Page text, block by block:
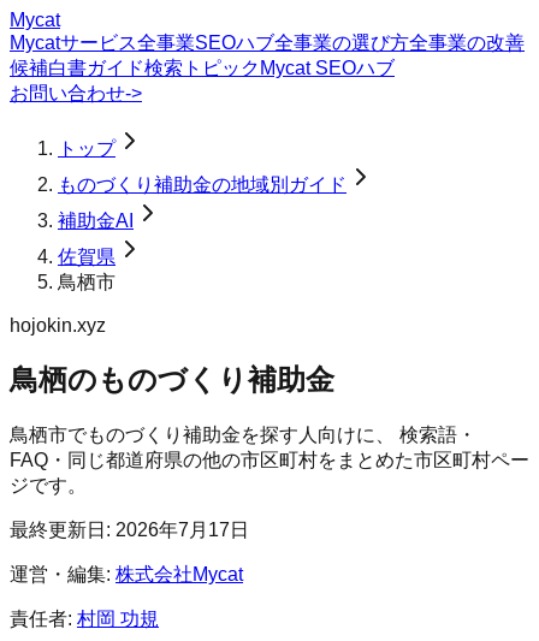
Mycat
Mycatサービス全事業SEOハブ全事業の選び方全事業の改善
候補白書ガイド検索トピック Mycat SEOハブ
お問い合わせ->
トップ
ものづくり補助金の地域別ガイド
補助金AI
佐賀県
鳥栖市
hojokin.xyz
鳥栖のものづくり補助金
鳥栖市でものづくり補助金を探す人向けに、 検索語・
FAQ・同じ都道府県の他の市区町村をまとめた市区町村ペー
ジです。
最終更新日: 2026年7月17日
運営・編集: 株式会社Mycat
責任者: 村岡 功規